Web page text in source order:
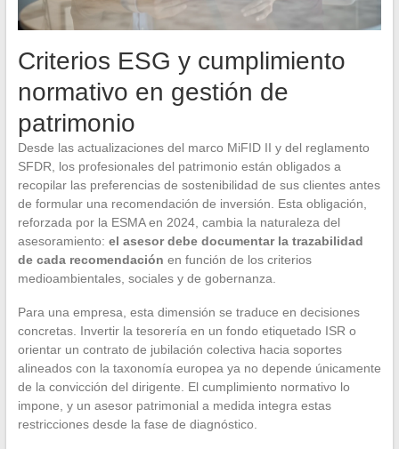
Criterios ESG y cumplimiento
normativo en gestión de
patrimonio
Desde las actualizaciones del marco MiFID II y del reglamento
SFDR, los profesionales del patrimonio están obligados a
recopilar las preferencias de sostenibilidad de sus clientes antes
de formular una recomendación de inversión. Esta obligación,
reforzada por la ESMA en 2024, cambia la naturaleza del
asesoramiento: el asesor debe documentar la trazabilidad
de cada recomendación en función de los criterios
medioambientales, sociales y de gobernanza.
Para una empresa, esta dimensión se traduce en decisiones
concretas. Invertir la tesorería en un fondo etiquetado ISR o
orientar un contrato de jubilación colectiva hacia soportes
alineados con la taxonomía europea ya no depende únicamente
de la convicción del dirigente. El cumplimiento normativo lo
impone, y un asesor patrimonial a medida integra estas
restricciones desde la fase de diagnóstico.